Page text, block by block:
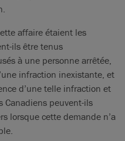
affaire étaient les
ils être tenus
à une personne arrêtée,
infraction inexistante, et
d’une telle infraction et
Canadiens peuvent-ils
lorsque cette demande n’a